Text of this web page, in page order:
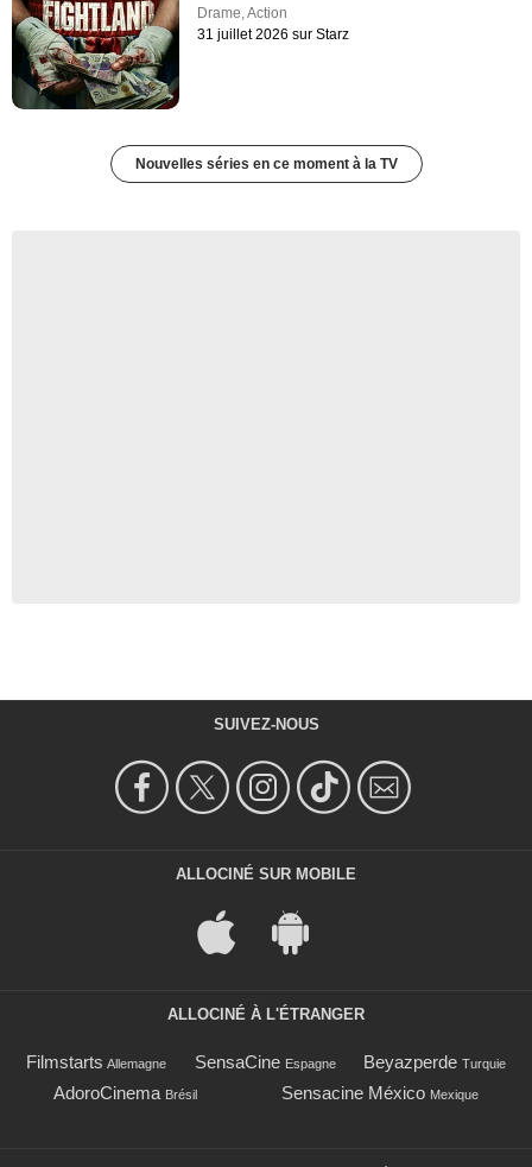
Drame,Action
31 juillet 2026 sur Starz
Nouvelles séries en ce moment à la TV
SUIVEZ-NOUS
ALLOCINÉ SUR MOBILE
ALLOCINÉ À L'ÉTRANGER
Filmstarts Allemagne SensaCine Espagne Beyazperde Turquie
AdoroCinema Brésil Sensacine México Mexique